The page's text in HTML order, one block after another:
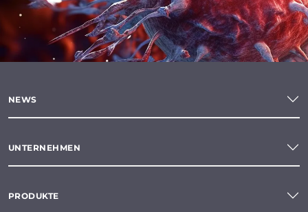
NEWS
UNTERNEHMEN
PRODUKTE